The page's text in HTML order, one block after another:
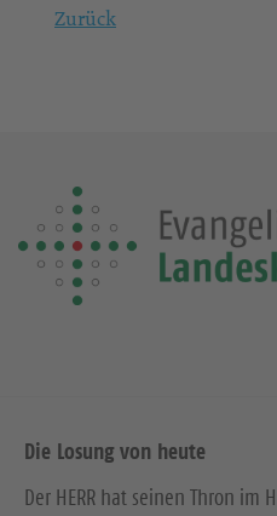
Zurück
Die Losung von heute
Der HERR hat seinen Thron